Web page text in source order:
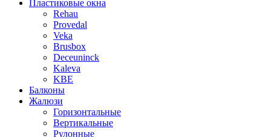
Пластиковые окна
Rehau
Provedal
Veka
Brusbox
Deceuninck
Kaleva
KBE
Балконы
Жалюзи
Горизонтальные
Вертикальные
Рулонные